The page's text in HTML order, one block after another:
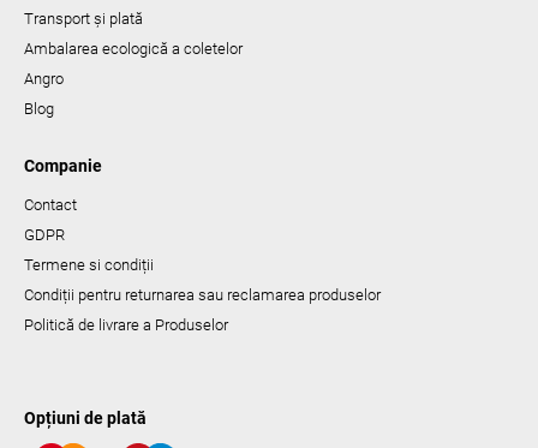
Transport și plată
Ambalarea ecologică a coletelor
Angro
Blog
Companie
Contact
GDPR
Termene si condiții
Condiții pentru returnarea sau reclamarea produselor
Politică de livrare a Produselor
Opțiuni de plată